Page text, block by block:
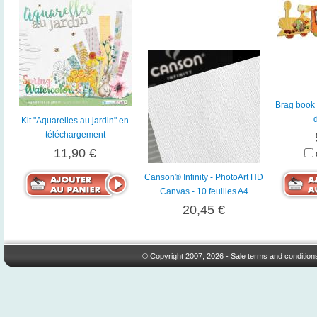
Kit "Aquarelles au jardin" en
téléchargement
11,90 €
Canson® Infinity - PhotoArt HD
Canvas - 10 feuilles A4
20,45 €
Brag
© Copyright 2007, 2026 -Sale terms and